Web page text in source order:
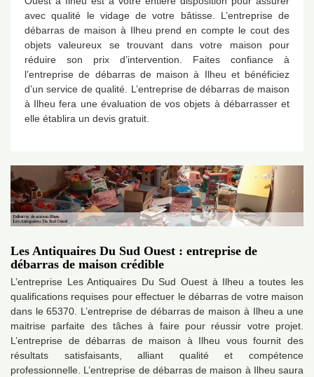
avec qualité le vidage de votre bâtisse. L’entreprise de
débarras de maison à Ilheu prend en compte le cout des
objets valeureux se trouvant dans votre maison pour
réduire son prix d’intervention. Faites confiance à
l’entreprise de débarras de maison à Ilheu et bénéficiez
d’un service de qualité. L’entreprise de débarras de maison
à Ilheu fera une évaluation de vos objets à débarrasser et
elle établira un devis gratuit.
Les Antiquaires Du Sud Ouest : entreprise de
débarras de maison crédible
L’entreprise Les Antiquaires Du Sud Ouest à Ilheu a toutes les
qualifications requises pour effectuer le débarras de votre maison
dans le 65370. L’entreprise de débarras de maison à Ilheu a une
maitrise parfaite des tâches à faire pour réussir votre projet.
L’entreprise de débarras de maison à Ilheu vous fournit des
résultats satisfaisants, alliant qualité et compétence
professionnelle. L’entreprise de débarras de maison à Ilheu saura